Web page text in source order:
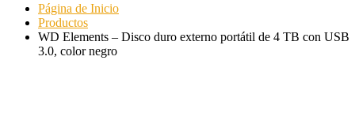
Página de Inicio
Productos
WD Elements – Disco duro externo portátil de 4 TB con USB
3.0, color negro